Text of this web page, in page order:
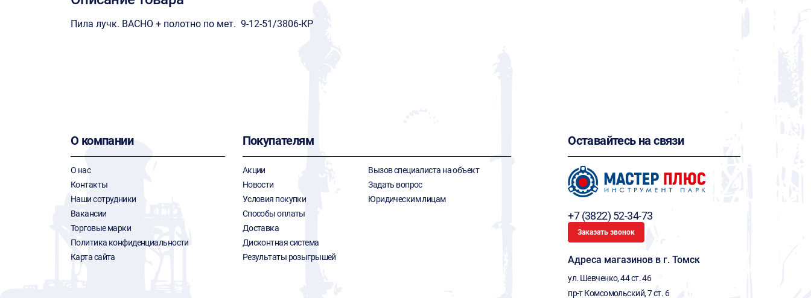
Пила лучк. BACHO + полотно по мет. 9-12-51/3806-КР
О компании
О нас
Контакты
Наши сотрудники
Вакансии
Торговые марки
Политика конфиденциальности
Карта сайта
Покупателям
Акции
Новости
Условия покупки
Способы оплаты
Доставка
Дисконтная система
Результаты розыгрышей
Вызов специалиста на объект
Задать вопрос
Юридическим лицам
Оставайтесь на связи
+7 (3822) 52-34-73
Заказать звонок
Адреса магазинов в г. Томск
ул. Шевченко, 44 ст. 46
пр-т Комсомольский, 7 ст. 6